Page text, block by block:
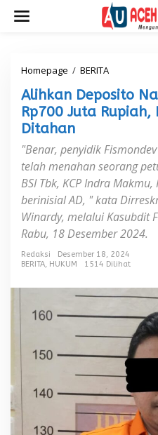
Homepage / BERITA
i
h
k
n
e
p
o
i
t
N
s
a
a
h
i
n
g
a
R
Alihkan Deposito
Rp700 Juta Rupiah,
Ditahan
"Benar, penyidik
telah menahan seorang
BSI Tbk, KCP Indra
berinisial AD, " kata
Winardy, melalui Kasubdit
Rabu, 18 Desember 2024.
Redaksi
Desember 18, 2024
BERITA, HUKUM 1514 Dilihat